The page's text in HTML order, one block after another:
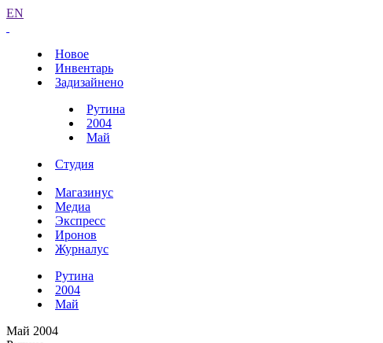
EN
Новое
Инвентарь
Задизайнено
Рутина
2004
Май
Студия
Магазинус
Медиа
Экспресс
Иронов
Журналус
Рутина
2004
Май
Май 2004